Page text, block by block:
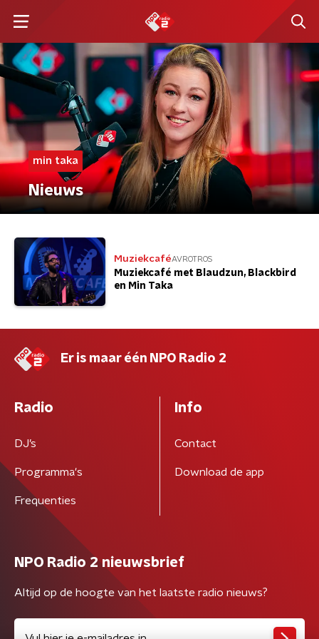
min taka
Nieuws
MuziekcaféAVROTROS
Muziekcafé met Blaudzun, Blackbird
en Min Taka
Er is maar één NPO Radio 2
Radio
DJ’s
Programma's
Frequenties
Info
Contact
Download de app
NPO Radio 2 nieuwsbrief
Altijd op de hoogte van het laatste radio nieuws?